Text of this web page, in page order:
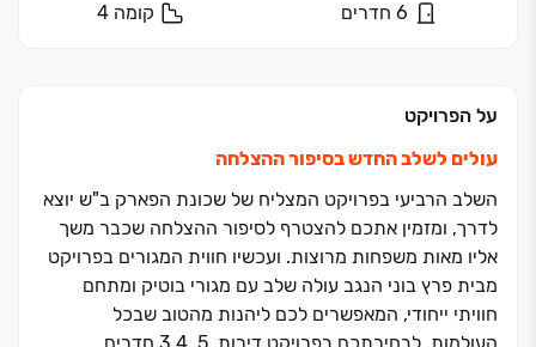
6 חדרים קומה 4
על הפרויקט
עולים לשלב החדש בסיפור ההצלחה
השלב הרביעי בפרויקט המצליח של שכונת הפארק ב"ש יוצא
לדרך, ומזמין אתכם להצטרף לסיפור ההצלחה שכבר משך
אליו מאות משפחות מרוצות. ועכשיו חווית המגורים בפרויקט
מבית פרץ בוני הנגב עולה שלב עם מגורי בוטיק ומתחם
חוויתי ייחודי, המאפשרים לכם ליהנות מהטוב שבכל